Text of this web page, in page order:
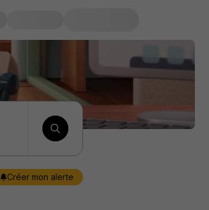
Créer mon alerte